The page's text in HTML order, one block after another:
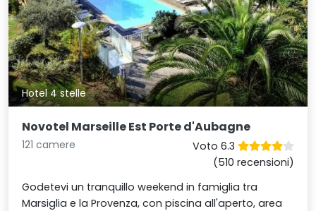
Hotel 4 stelle
Novotel Marseille Est Porte d'Aubagne
121 camere
Voto 6.3
(510 recensioni)
Godetevi un tranquillo weekend in famiglia tra
Marsiglia e la Provenza, con piscina all'aperto, area